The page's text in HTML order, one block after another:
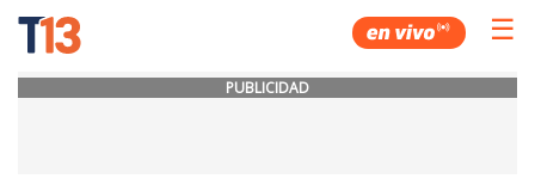
☰
PUBLICIDAD